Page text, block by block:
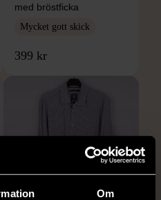
Om
med bröstficka
Mycket gott skick
399 kr